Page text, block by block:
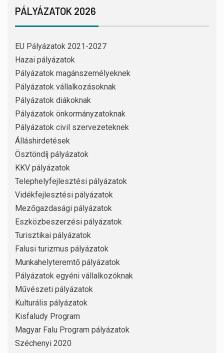
PÁLYÁZATOK 2026
EU Pályázatok 2021-2027
Hazai pályázatok
Pályázatok magánszemélyeknek
Pályázatok vállalkozásoknak
Pályázatok diákoknak
Pályázatok önkormányzatoknak
Pályázatok civil szervezeteknek
Álláshirdetések
Ösztöndíj pályázatok
KKV pályázatok
Telephelyfejlesztési pályázatok
Vidékfejlesztési pályázatok
Mezőgazdasági pályázatok
Eszközbeszerzési pályázatok
Turisztikai pályázatok
Falusi turizmus pályázatok
Munkahelyteremtő pályázatok
Pályázatok egyéni vállalkozóknak
Művészeti pályázatok
Kulturális pályázatok
Kisfaludy Program
Magyar Falu Program pályázatok
Széchenyi 2020